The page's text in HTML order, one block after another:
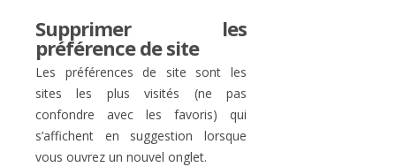
Supprimer les
préférence de site
Les préférences de site sont les
sites les plus visités (ne pas
confondre avec les favoris) qui
s’affichent en suggestion lorsque
vous ouvrez un nouvel onglet.